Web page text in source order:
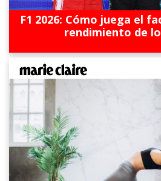
F1 2026: Cómo juega el
rendimiento de